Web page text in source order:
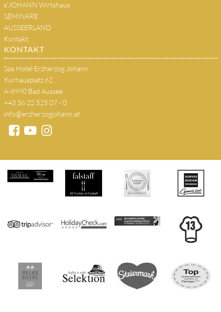
s'JOHANN Wirtshaus
SEMINARE
AUSSEERLAND
Kontakt
KONTAKT
Spa Hotel Erzherzog Johann
Kurhausplatz 62
A-8990 Bad Aussee
+43 36 22 525 07 - 0
info@erzherzogjohann.at